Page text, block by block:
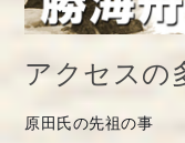
アクセスの
原田氏の先祖の事